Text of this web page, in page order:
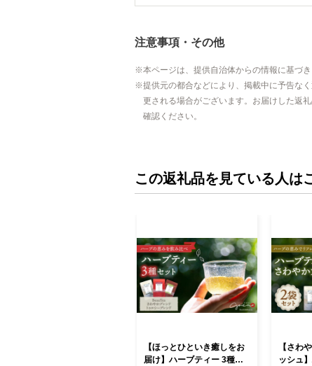
注意事項・その他
本ページは、提供自治体からの情報に基づき
提供元の都合などにより、掲載中に予告な
更される場合がございます。お届けした返
確認ください。
この返礼品を見ている人は
【ほっとひといき癒しをお
届け】ハーブティー 3種セ
【さわ
ッシュ